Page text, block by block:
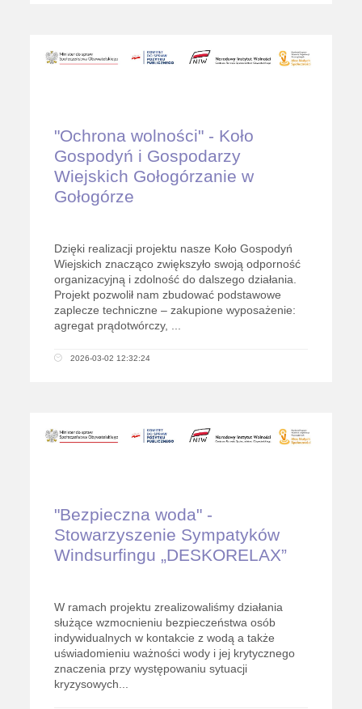
"Ochrona wolności" - Koło
Gospodyń i Gospodarzy
Wiejskich Gołogórzanie w
Gołogórze
Dzięki realizacji projektu nasze Koło Gospodyń
Wiejskich znacząco zwiększyło swoją odporność
organizacyjną i zdolność do dalszego działania.
Projekt pozwolił nam zbudować podstawowe
zaplecze techniczne – zakupione wyposażenie:
agregat prądotwórczy, ...
2026-03-02 12:32:24
"Bezpieczna woda" -
Stowarzyszenie Sympatyków
Windsurfingu „DESKORELAX”
W ramach projektu zrealizowaliśmy działania
służące wzmocnieniu bezpieczeństwa osób
indywidualnych w kontakcie z wodą a także
uświadomieniu ważności wody i jej krytycznego
znaczenia przy występowaniu sytuacji
kryzysowych...